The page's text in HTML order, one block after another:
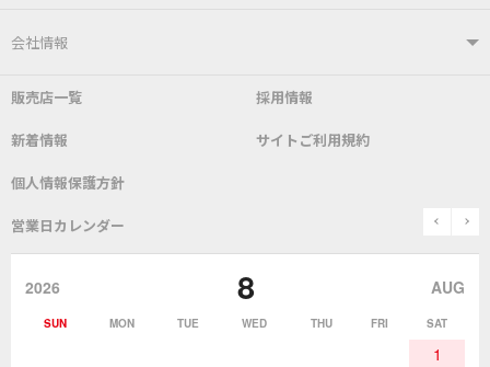
はんだ付けシステム
こて先 自動はんだ送り装置
表面実装/SMT関連
作業環境／材料
ユーザーサポートTOP
よくあるご質問 デモ機貸し出しサービス
SDS(MSDS)製品
取扱説明書
該非説明発行の申込み
会社情報
会社概要 社長あいさつ
グットのあゆみ
販売店一覧 採用情報
新着情報 サイトご利用規約
個人情報保護方針
営業日カレンダー prev
2026 8 AUG
SUN MON TUE WED THU FRI SAT
1